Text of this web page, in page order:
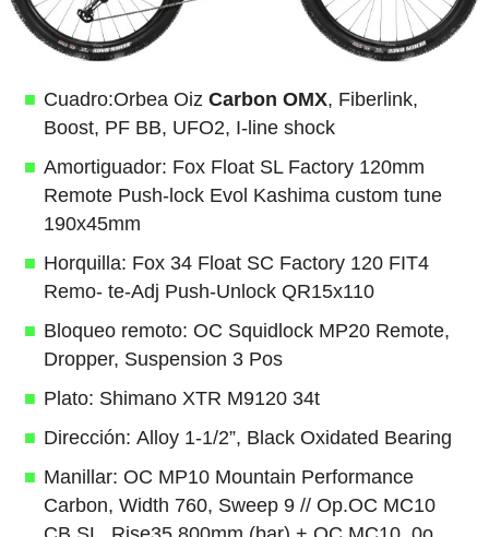
Cuadro:Orbea Oiz Carbon OMX, Fiberlink,
Boost, PF BB, UFO2, I-line shock
Amortiguador: Fox Float SL Factory 120mm
Remote Push-lock Evol Kashima custom tune
190x45mm
Horquilla: Fox 34 Float SC Factory 120 FIT4
Remo- te-Adj Push-Unlock QR15x110
Bloqueo remoto: OC Squidlock MP20 Remote,
Dropper, Suspension 3 Pos
Plato: Shimano XTR M9120 34t
Dirección: Alloy 1-1/2”, Black Oxidated Bearing
Manillar: OC MP10 Mountain Performance
Carbon, Width 760, Sweep 9 // Op.OC MC10